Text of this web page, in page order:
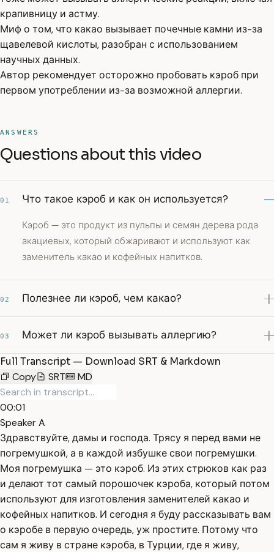
крапивницу и астму.
Миф о том, что какао вызывает почечные камни из-за
щавелевой кислоты, разобран с использованием
научных данных.
Автор рекомендует осторожно пробовать кэроб при
первом употреблении из-за возможной аллергии.
ANSWERS
Questions about this video
01 Что такое кэроб и как он используется?
Кэроб — это продукт из пульпы и семян дерева рода
акациевых, который обжаривают и используют как
заменитель какао и кофейных напитков.
02 Полезнее ли кэроб, чем какао?
03 Может ли кэроб вызывать аллергию?
Full Transcript — Download SRT & Markdown
Copy
SRT MD
00:01
Speaker A
Здравствуйте, дамы и господа. Трясу я перед вами не
погремушкой, а в каждой избушке свои погремушки.
Моя погремушка — это кэроб. Из этих стрюков как раз
и делают тот самый порошочек кэроба, который потом
используют для изготовления заменителей какао и
кофейных напитков. И сегодня я буду рассказывать вам
о кэробе в первую очередь, уж простите. Потому что
сам я живу в стране кэроба, в Турции, где я живу,